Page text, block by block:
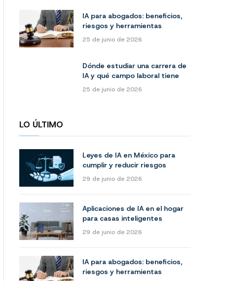
IA para abogados: beneficios,
riesgos y herramientas
25 de junio de 2026
Dónde estudiar una carrera de
IA y qué campo laboral tiene
25 de junio de 2026
LO ÚLTIMO
Leyes de IA en México para
cumplir y reducir riesgos
29 de junio de 2026
Aplicaciones de IA en el hogar
para casas inteligentes
29 de junio de 2026
IA para abogados: beneficios,
riesgos y herramientas